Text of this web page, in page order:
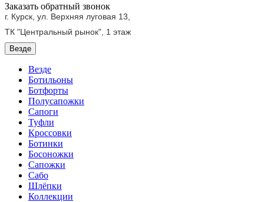
Заказать обратный звонок
г. Курск, ул. Верхняя луговая 13,
ТК "Центральный рынок", 1 этаж
Везде
Везде
Ботильоны
Ботфорты
Полусапожки
Сапоги
Туфли
Кроссовки
Ботинки
Босоножки
Сапожки
Сабо
Шлёпки
Коллекции